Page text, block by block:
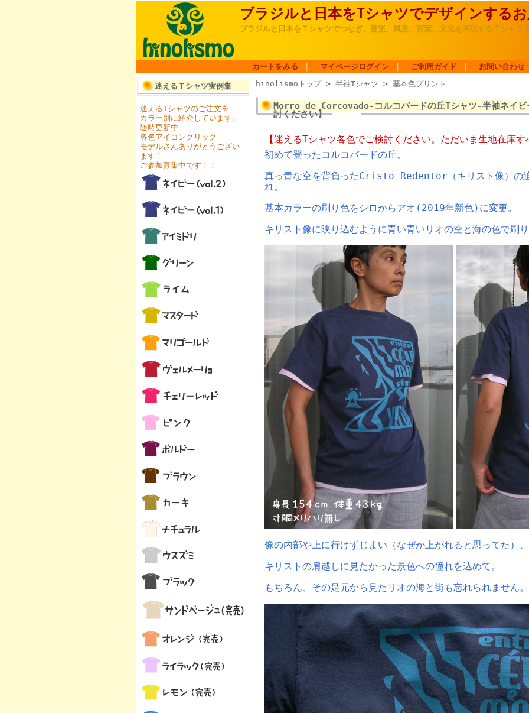
ブラジルと日本をTシャツでデザインする
ブラジルと日本をＴシャツでつなぎ、音楽、風景、言葉、文化を表現するＴシャツ
カートをみる マイページログイン ご利用ガイド お問い合わせ
迷えるＴシャツ実例集
迷えるTシャツのご注文を
カラー別に紹介しています。
随時更新中
各色アイコンクリック
モデルさんありがとうござい
ます！
ご参加募集中です！！
hinolismoトップ> 半袖Tシャツ > 基本色プリント
Morro de Corcovado-コルコバードの丘Tシャツ-半袖ネイビ
討ください】
【迷えるTシャツ各色でご検討ください。ただいま生地在庫
初めて登ったコルコバードの丘。
真っ青な空を背負ったCristo Redentor（キリスト像）の
れ。
基本カラーの刷り色をシロからアオ(2019年新色)に変更。
キリスト像に映り込むように青い青いリオの空と海の色で刷
像の内部や上に行けずじまい（なぜか上がれると思ってた）、
キリストの肩越しに見たかった景色への憧れを込めて。
もちろん、その足元から見たリオの海と街も忘れられません。